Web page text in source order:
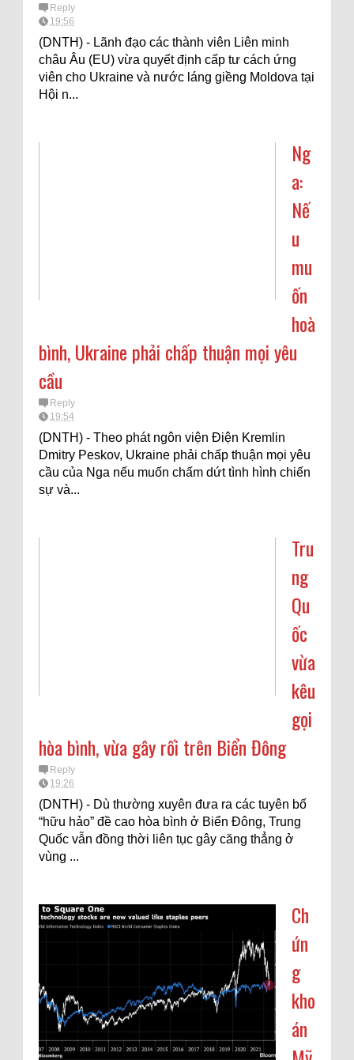
Reply
19:56
(DNTH) - Lãnh đạo các thành viên Liên minh
châu Âu (EU) vừa quyết định cấp tư cách ứng
viên cho Ukraine và nước láng giềng Moldova tại
Hội n...
Ng
a:
Nế
u
mu
ốn
hoà
bình, Ukraine phải chấp thuận mọi yêu
cầu
Reply
19:54
(DNTH) - Theo phát ngôn viện Điện Kremlin
Dmitry Peskov, Ukraine phải chấp thuận mọi yêu
cầu của Nga nếu muốn chấm dứt tình hình chiến
sự và...
Tru
ng
Qu
ốc
vừa
kêu
gọi
hòa bình, vừa gây rối trên Biển Đông
Reply
19:26
(DNTH) - Dù thường xuyên đưa ra các tuyên bố
“hữu hảo” đề cao hòa bình ở Biển Đông, Trung
Quốc vẫn đồng thời liên tục gây căng thẳng ở
vùng ...
Ch
ứn
g
kho
án